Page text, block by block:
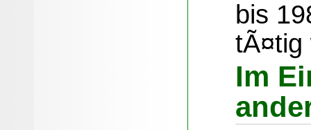
bis
tÃ¤tig
Im